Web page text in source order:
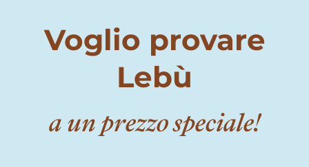
Voglio provare
Lebù
a un prezzo speciale!